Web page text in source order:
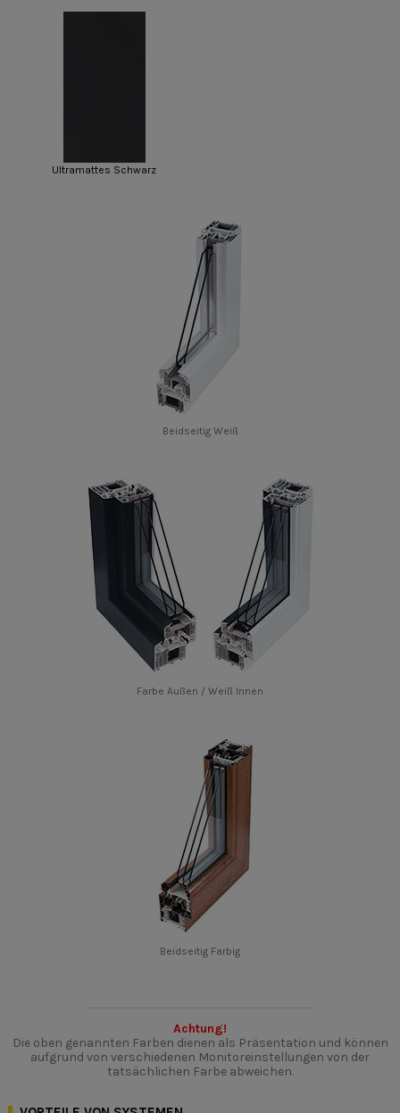
Ultramattes Schwarz
Beidseitig Weiß
Farbe Außen / Weiß Innen
Beidseitig Farbig
Achtung!
Die oben genannten Farben dienen als Präsentation und können
aufgrund von verschiedenen Monitoreinstellungen von der
tatsächlichen Farbe abweichen.